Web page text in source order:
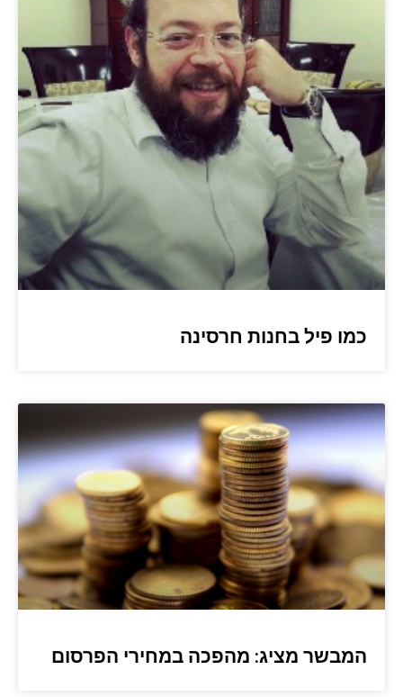
כמו פיל בחנות חרסינה
המבשר מציג: מהפכה במחירי הפרסום